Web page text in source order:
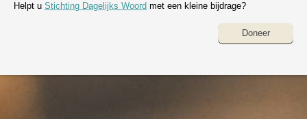
Helpt u Stichting Dagelijks Woord met een kleine bijdrage?
Doneer